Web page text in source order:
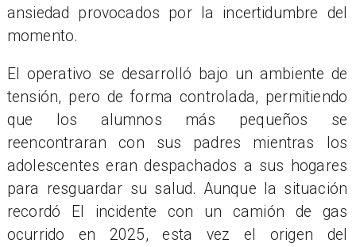
ansiedad provocados por la incertidumbre del
momento.
El operativo se desarrolló bajo un ambiente de
tensión, pero de forma controlada, permitiendo
que los alumnos más pequeños se
reencontraran con sus padres mientras los
adolescentes eran despachados a sus hogares
para resguardar su salud. Aunque la situación
recordó El incidente con un camión de gas
ocurrido en 2025, esta vez el origen del